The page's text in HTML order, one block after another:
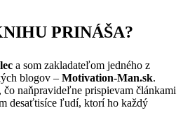
PRINÁŠA?
a som zakladateľom jedného z
blogov – Motivation-Man.sk.
naňpravideľne prispievam článkami
desaťtisíce ľudí, ktorí ho každý